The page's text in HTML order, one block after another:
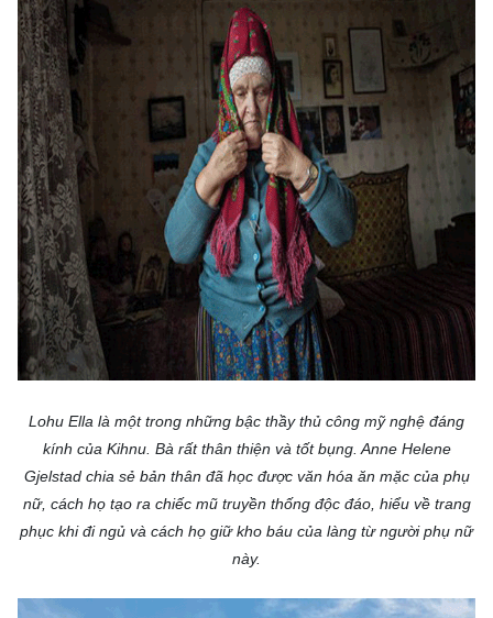
Lohu Ella là một trong những bậc thầy thủ công mỹ nghệ đáng
kính của Kihnu. Bà rất thân thiện và tốt bụng. Anne Helene
Gjelstad chia sẻ bản thân đã học được văn hóa ăn mặc của phụ
nữ, cách họ tạo ra chiếc mũ truyền thống độc đáo, hiểu về trang
phục khi đi ngủ và cách họ giữ kho báu của làng từ người phụ nữ
này.